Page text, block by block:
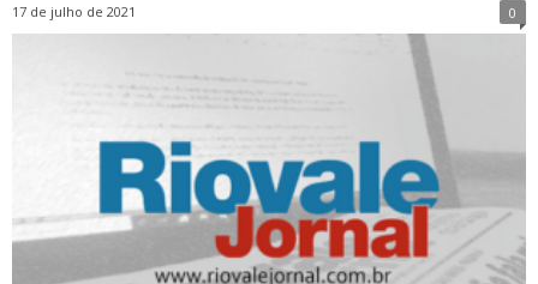
17 de julho de 2021 0